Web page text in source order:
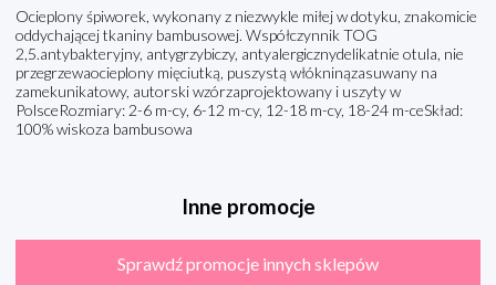
Ocieplony śpiworek, wykonany z niezwykle miłej w dotyku, znakomicie
oddychającej tkaniny bambusowej. Współczynnik TOG
2,5.antybakteryjny, antygrzybiczy, antyalergicznydelikatnie otula, nie
przegrzewaocieplony mięciutką, puszystą włókninązasuwany na
zamekunikatowy, autorski wzórzaprojektowany i uszyty w
PolsceRozmiary: 2-6 m-cy, 6-12 m-cy, 12-18 m-cy, 18-24 m-ceSkład:
100% wiskoza bambusowa
Inne promocje
Sprawdź promocje innych sklepów